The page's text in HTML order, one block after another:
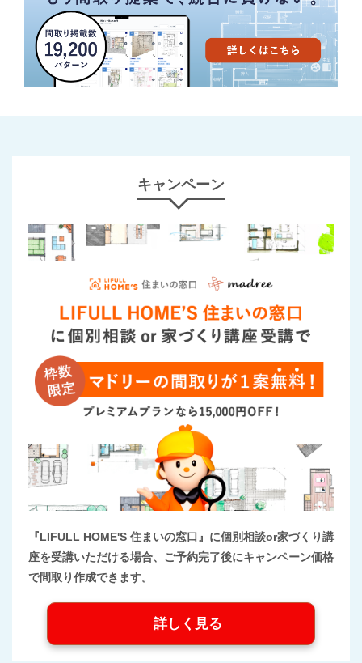
キャンペーン
『LIFULL HOME'S 住まいの窓口』に個別相談or家づくり講
座を受講いただける場合、ご予約完了後にキャンペーン価格
で間取り作成できます。
詳しく見る